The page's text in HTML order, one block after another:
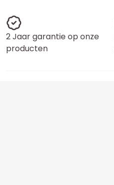
2 Jaar garantie op onze
producten